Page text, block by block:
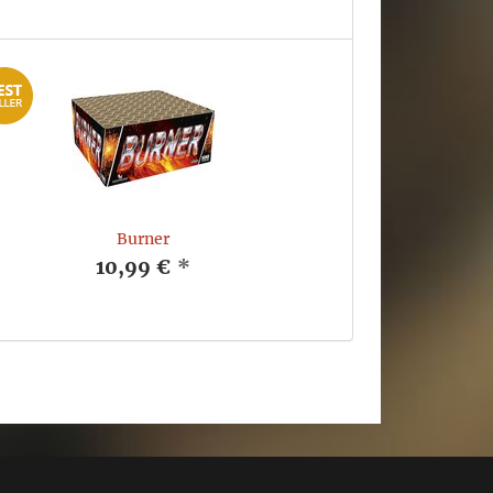
Burner
10,99 € *